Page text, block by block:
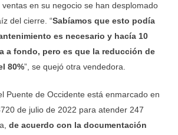
en su negocio se han desplomado
del cierre. “Sabíamos que esto podía
es necesario y hacía 10
a fondo, pero es que la reducción de
80%”, se quejó otra vendedora.
Puente de Occidente está enmarcado en
de julio de 2022 para atender 247
de acuerdo con la documentación